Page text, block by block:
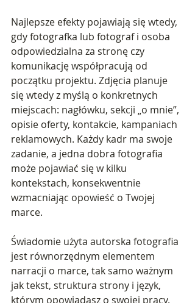
Najlepsze efekty pojawiają się wtedy,
gdy fotografka lub fotograf i osoba
odpowiedzialna za stronę czy
komunikację współpracują od
początku projektu. Zdjęcia planuje
się wtedy z myślą o konkretnych
miejscach: nagłówku, sekcji „o mnie”,
opisie oferty, kontakcie, kampaniach
reklamowych. Każdy kadr ma swoje
zadanie, a jedna dobra fotografia
może pojawiać się w kilku
kontekstach, konsekwentnie
wzmacniając opowieść o Twojej
marce.
Świadomie użyta autorska fotografia
jest równorzędnym elementem
narracji o marce, tak samo ważnym
jak tekst, struktura strony i język,
którym opowiadasz o swojej pracy.